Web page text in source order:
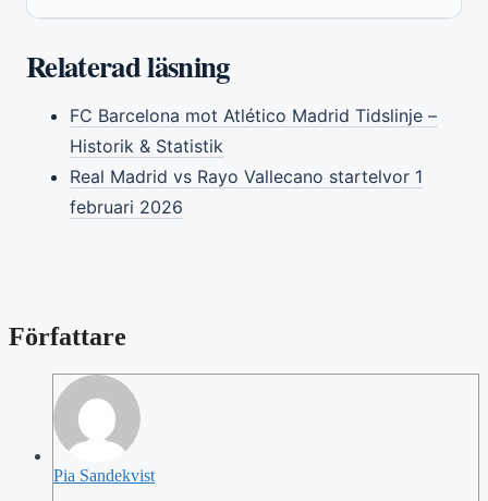
Relaterad läsning
FC Barcelona mot Atlético Madrid Tidslinje –
Historik & Statistik
Real Madrid vs Rayo Vallecano startelvor 1
februari 2026
Författare
Pia Sandekvist